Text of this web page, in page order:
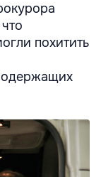
похитить